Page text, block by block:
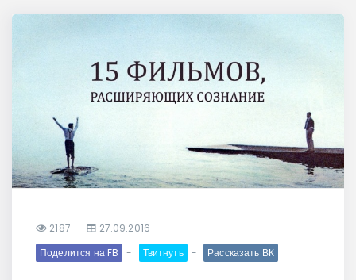
2187
27.09.2016
Поделится на FB
Твитнуть Рассказать ВК